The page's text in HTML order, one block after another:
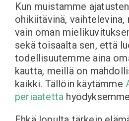
Kun muistamme
ohikiitävinä, vaihtelevina,
vain oman
sekä toisaalta sen, että
todellisuutemme aina
kautta, meillä on
kaikki. Tällöin käytämme
periaatetta